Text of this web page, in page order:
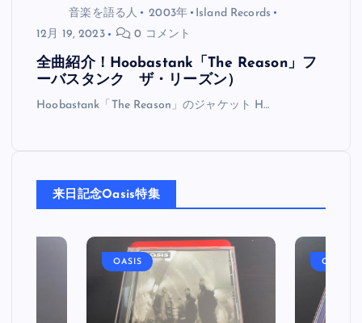
音楽を語る人 2003年
Island Records
12月 19, 2023
0 コメント
全曲紹介！Hoobastank「The Reason」フ
ーバスタンク ザ・リーズン）
Hoobastank「The Reason」のジャケット H…
来日記念Oasis特集
OASIS OASIS